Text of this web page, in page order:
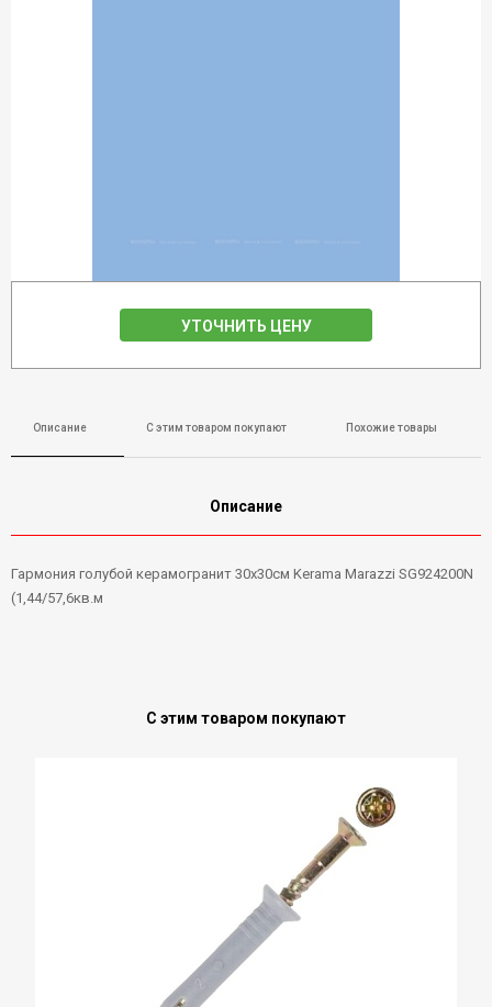
УТОЧНИТЬ ЦЕНУ
Описание С этим товаром покупают Похожие товары
Описание
Гармония голубой керамогранит 30х30см Kerama Marazzi SG924200N
(1,44/57,6кв.м
С этим товаром покупают